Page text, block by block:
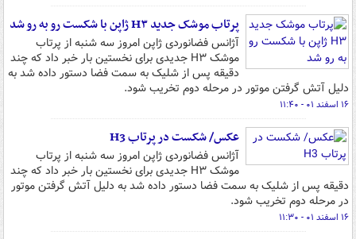
پرتاب موشک جدید H۳ ژاپن با شکست رو به رو شد
آژانس فضانوردی ژاپن امروز سه شنبه از پرتاب
موشک H۳ جدیدی برای نخستین بار خبر داد که چند
دقیقه پس از شلیک به سمت فضا دستور داده شد به
دلیل آتش گرفتن موتور در مرحله دوم تخریب شود.
۱۶ اسفند ۰۱ - ۱۱:۴۰
عکس/ شکست در پرتاب H3
آژانس فضانوردی ژاپن امروز سه شنبه از پرتاب
موشک H۳ جدیدی برای نخستین بار خبر داد که چند
دقیقه پس از شلیک به سمت فضا دستور داده شد به دلیل آتش گرفتن موتور
در مرحله دوم تخریب شود.
۱۶ اسفند ۰۱ - ۱۱:۳۰